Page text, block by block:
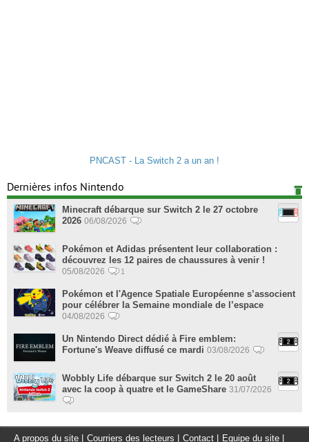
PNCAST - La Switch 2 a un an !
Dernières infos Nintendo
Minecraft débarque sur Switch 2 le 27 octobre
2026 06/08/2026
Pokémon et Adidas présentent leur collaboration :
découvrez les 12 paires de chaussures à venir !
05/08/2026 1
Pokémon et l'Agence Spatiale Européenne s’associent
pour célébrer la Semaine mondiale de l’espace
04/08/2026
Un Nintendo Direct dédié à Fire emblem:
Fortune's Weave diffusé ce mardi 03/08/2026
Wobbly Life débarque sur Switch 2 le 20 août
avec la coop à quatre et le GameShare 31/07/2026
A propos du site Courriers des lecteurs Contact Equipe du site